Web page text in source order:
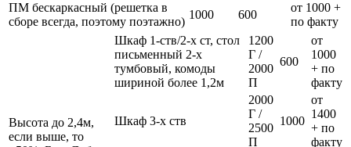
ПМ бескаркасный (решетка в
сборе всегда, поэтому поэтажно)
1000 600
от 1000 +
по факту
Высота до 2,4м,
если выше, то
Шкаф 1-ств/2-х ст, стол
письменный 2-х
тумбовый, комоды
шириной более 1,2м
1200
Г /
2000
П
600
от
1000
+ по
факту
Шкаф 3-х ств
2000
Г /
2500
П
1000
от
1400
+ по
факту